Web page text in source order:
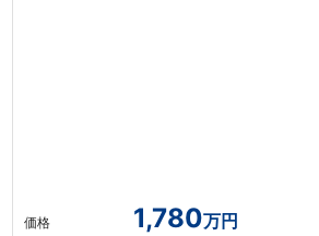
価格 1,780万円